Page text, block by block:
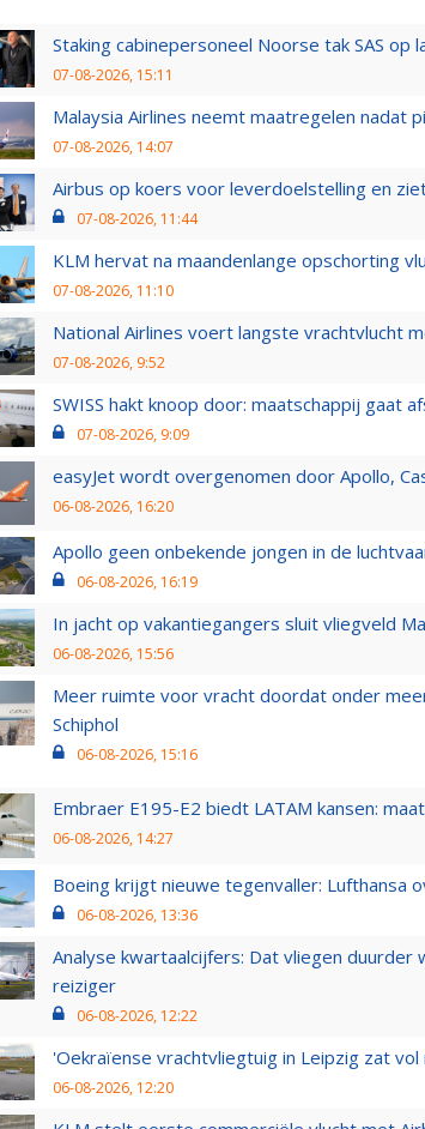
Staking cabinepersoneel Noorse tak SAS op
07-08-2026, 15:11
Malaysia Airlines neemt maatregelen nadat
07-08-2026, 14:07
Airbus op koers voor leverdoelstelling en
07-08-2026, 11:44
KLM hervat na maandenlange opschorting
07-08-2026, 11:10
National Airlines voert langste vrachtvlucht
07-08-2026, 9:52
SWISS hakt knoop door: maatschappij gaat
07-08-2026, 9:09
easyJet wordt overgenomen door Apollo,
06-08-2026, 16:20
Apollo geen onbekende jongen in de
06-08-2026, 16:19
In jacht op vakantiegangers sluit vliegveld
06-08-2026, 15:56
Meer ruimte voor vracht doordat onder
Schiphol
06-08-2026, 15:16
Embraer E195-E2 biedt LATAM kansen:
06-08-2026, 14:27
Boeing krijgt nieuwe tegenvaller: Lufthansa
06-08-2026, 13:36
Analyse kwartaalcijfers: Dat vliegen
reiziger
06-08-2026, 12:22
'Oekraïense vrachtvliegtuig in Leipzig zat
06-08-2026, 12:20